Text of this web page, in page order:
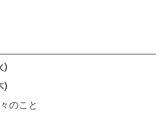
)
)
のこと